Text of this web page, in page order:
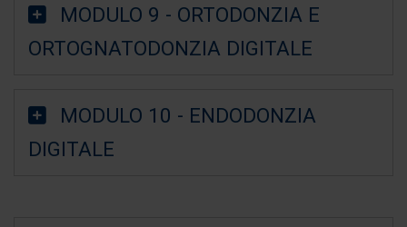
MODULO 9 - ORTODONZIA E
ORTOGNATODONZIA DIGITALE
MODULO 10 - ENDODONZIA
DIGITALE